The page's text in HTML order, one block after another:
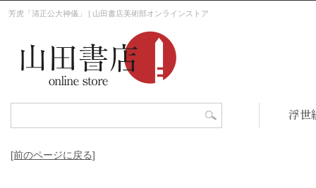
芳虎「清正公大神儀」 | 山田書店美術部オンラインストア
浮世
[前のページに戻る]